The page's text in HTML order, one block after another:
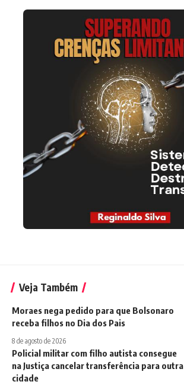
Veja Também
Moraes nega pedido para que Bolsonaro
receba filhos no Dia dos Pais
8 de agosto de 2026
Policial militar com filho autista consegue
na Justiça cancelar transferência para outra
cidade